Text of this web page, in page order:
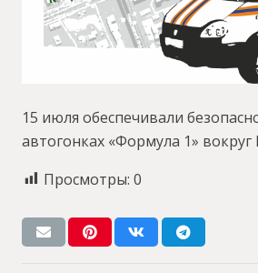
15 июля обеспечивали
автогонках «Формула 1» вокруг
Просмотры: 0